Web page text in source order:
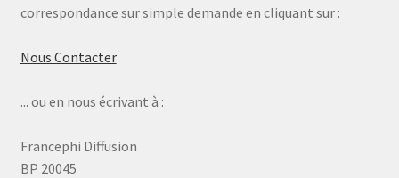
correspondance sur simple demande en cliquant sur :
Nous Contacter
... ou en nous écrivant à :
Francephi Diffusion
BP 20045